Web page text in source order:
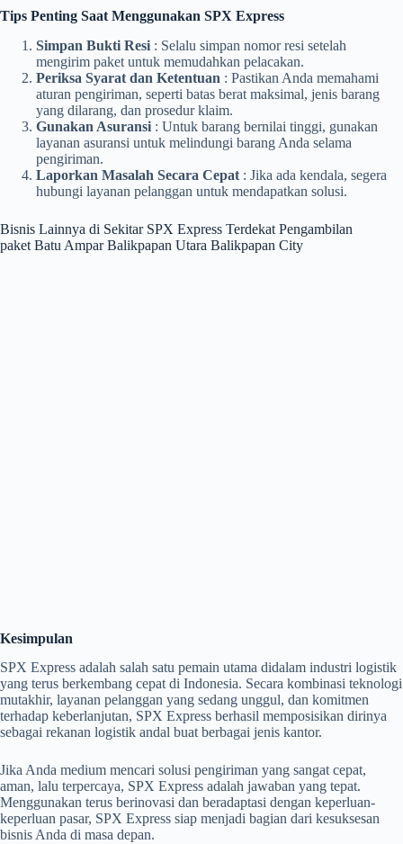
Tips Penting Saat Menggunakan SPX Express
Simpan Bukti Resi : Selalu simpan nomor resi setelah
mengirim paket untuk memudahkan pelacakan.
Periksa Syarat dan Ketentuan : Pastikan Anda memahami
aturan pengiriman, seperti batas berat maksimal, jenis barang
yang dilarang, dan prosedur klaim.
Gunakan Asuransi : Untuk barang bernilai tinggi, gunakan
layanan asuransi untuk melindungi barang Anda selama
pengiriman.
Laporkan Masalah Secara Cepat : Jika ada kendala, segera
hubungi layanan pelanggan untuk mendapatkan solusi.
Bisnis Lainnya di Sekitar SPX Express Terdekat Pengambilan
paket Batu Ampar Balikpapan Utara Balikpapan City
Kesimpulan
SPX Express adalah salah satu pemain utama didalam industri logistik
yang terus berkembang cepat di Indonesia. Secara kombinasi teknologi
mutakhir, layanan pelanggan yang sedang unggul, dan komitmen
terhadap keberlanjutan, SPX Express berhasil memposisikan dirinya
sebagai rekanan logistik andal buat berbagai jenis kantor.
Jika Anda medium mencari solusi pengiriman yang sangat cepat,
aman, lalu terpercaya, SPX Express adalah jawaban yang tepat.
Menggunakan terus berinovasi dan beradaptasi dengan keperluan-
keperluan pasar, SPX Express siap menjadi bagian dari kesuksesan
bisnis Anda di masa depan.